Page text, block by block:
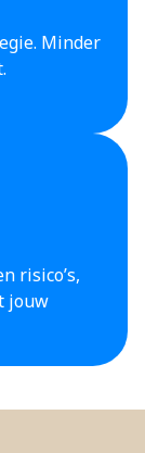
Minder
risico’s,
jouw